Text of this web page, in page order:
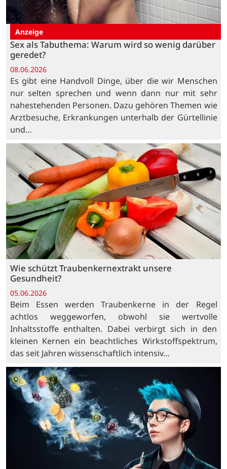
Anzeige
Sex als Tabuthema: Warum wird so wenig darüber
geredet?
08.06.2026
Es gibt eine Handvoll Dinge, über die wir Menschen
nur selten sprechen und wenn dann nur mit sehr
nahestehenden Personen. Dazu gehören Themen wie
Arztbesuche, Erkrankungen unterhalb der Gürtellinie
und…
Wie schützt Traubenkernextrakt unsere
Gesundheit?
05.06.2026
Beim Essen werden Traubenkerne in der Regel
achtlos weggeworfen, obwohl sie wertvolle
Inhaltsstoffe enthalten. Dabei verbirgt sich in den
kleinen Kernen ein beachtliches Wirkstoffspektrum,
das seit Jahren wissenschaftlich intensiv…